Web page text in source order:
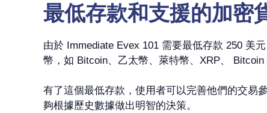
最低存款和支援的加密
由於 Immediate Evex 101 需要最低存款 250 美
幣，如 Bitcoin、乙太幣、萊特幣、XRP、
有了這個最低存款，使用者可以完善他們的交易
夠根據歷史數據做出明智的決策。